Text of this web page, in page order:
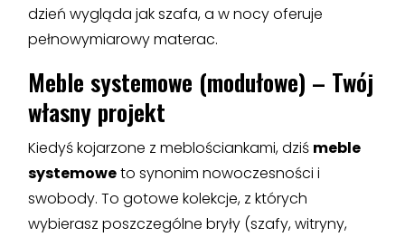
dzień wygląda jak szafa, a w nocy oferuje
pełnowymiarowy materac.
Meble systemowe (modułowe) – Twój
własny projekt
Kiedyś kojarzone z meblościankami, dziś meble
systemoweto synonim nowoczesności i
swobody. To gotowe kolekcje, z których
wybierasz poszczególne bryły (szafy, witryny,